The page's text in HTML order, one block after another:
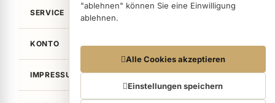
"ablehnen" können Sie eine Einwilligung
ablehnen.
Datennutzungen
Wir arbeiten mit Partnern zusammen, die von
Ihrem Endgerät abgerufene Daten
(Trackingdaten) auch zu eigenen Zwecken
Alle Cookies akzeptieren
Einstellungen speichern
SERVICE
KONTO
IMPRESSUM / LEGAL